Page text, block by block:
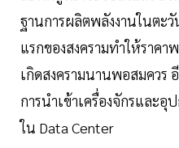
ฐานการผลิตพลังงานในตะ
แรกของสงครามทำให้ราคา
เกิดสงครามนานพอสมควร
การนำเข้าเครื่องจักรและ
ใน Data Center